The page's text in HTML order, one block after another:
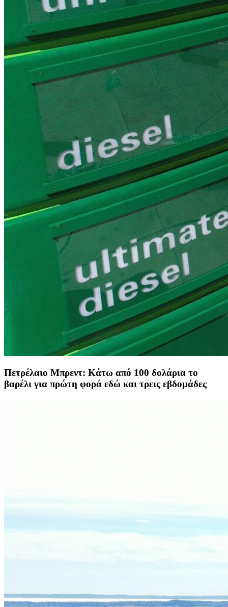
Πετρέλαιο Μπρεντ: Κάτω από 100 δολάρια το
βαρέλι για πρώτη φορά εδώ και τρεις εβδομάδες